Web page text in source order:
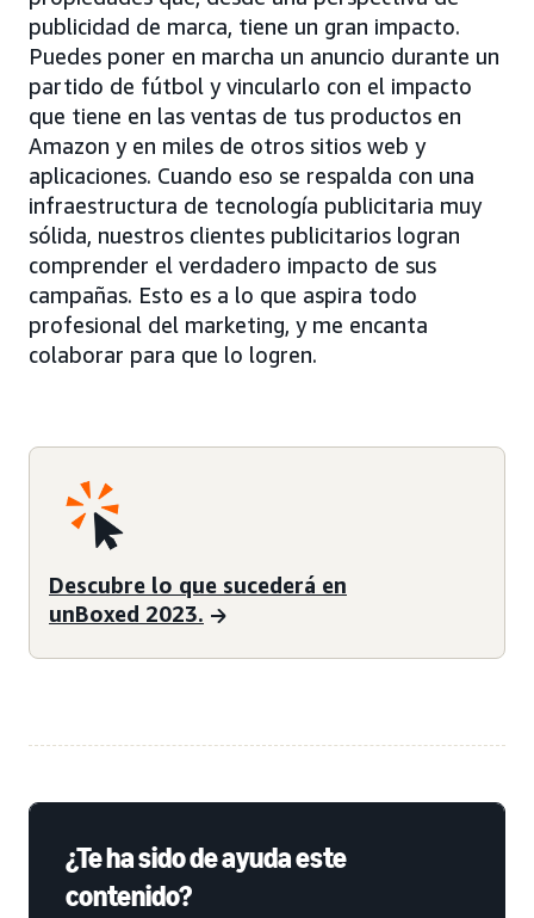
publicidad de marca, tiene un gran impacto.
Puedes poner en marcha un anuncio durante un
partido de fútbol y vincularlo con el impacto
que tiene en las ventas de tus productos en
Amazon y en miles de otros sitios web y
aplicaciones. Cuando eso se respalda con una
infraestructura de tecnología publicitaria muy
sólida, nuestros clientes publicitarios logran
comprender el verdadero impacto de sus
campañas. Esto es a lo que aspira todo
profesional del marketing, y me encanta
colaborar para que lo logren.
Descubre lo que sucederá en
unBoxed 2023.
¿Te ha sido de ayuda este
contenido?